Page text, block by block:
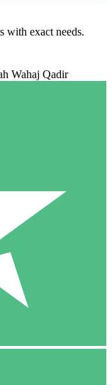
with exact needs.
Wahaj Qadir